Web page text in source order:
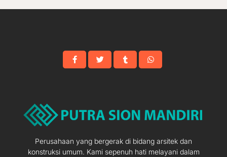
Perusahaan yang bergerak di bidang arsitek dan
konstruksi umum. Kami sepenuh hati melayani dalam